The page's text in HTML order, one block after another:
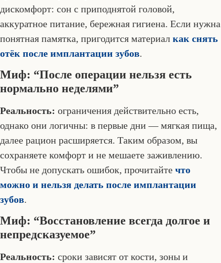
дискомфорт: сон с приподнятой головой,
аккуратное питание, бережная гигиена. Если нужна
понятная памятка, пригодится материал как снять
отёк после имплантации зубов.
Миф: “После операции нельзя есть
нормально неделями”
Реальность: ограничения действительно есть,
однако они логичны: в первые дни — мягкая пища,
далее рацион расширяется. Таким образом, вы
сохраняете комфорт и не мешаете заживлению.
Чтобы не допускать ошибок, прочитайте что
можно и нельзя делать после имплантации
зубов.
Миф: “Восстановление всегда долгое и
непредсказуемое”
Реальность: сроки зависят от кости, зоны и